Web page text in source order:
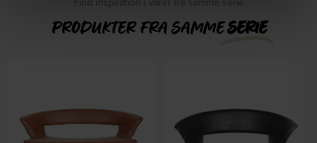
PRODUKTER FRA SAMMESERIE